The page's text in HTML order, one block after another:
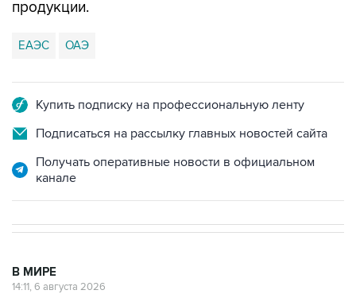
продукции.
ЕАЭС ОАЭ
Купить подписку на профессиональную ленту
Подписаться на рассылку главных новостей сайта
Получать оперативные новости в официальном
канале
В МИРЕ
14:11, 6 августа 2026